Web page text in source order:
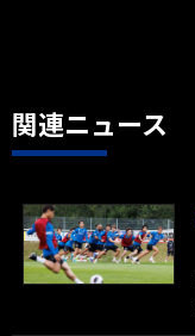
関連ニュース